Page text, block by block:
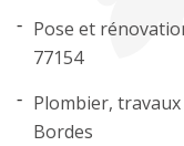
Pose et
77154
Plombier,
Bordes